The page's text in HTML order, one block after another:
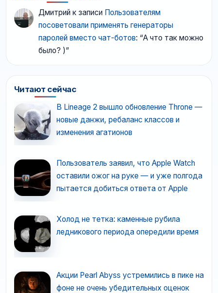
Дмитрий к записи Пользователям
посоветовали применять генераторы
паролей вместо чат-ботов: “А что так можно
было? )”
Читают сейчас
В Lineage 2 вышло обновление Throne —
новые данжи, ребаланс классов и
изменения агатионов
Пользователь заявил, что Apple Watch
оставили ожог на руке — и уже полгода
пытается добиться ответа от Apple
Холод не тетка: каменные рубила
ледникового периода опередили время
Акции Pearl Abyss устремились в пике на
фоне не очень убедительных оценок